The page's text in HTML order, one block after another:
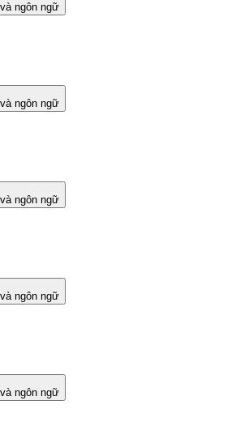
ngôn ngữ
ngôn ngữ
ngôn ngữ
ngôn ngữ
ngôn ngữ